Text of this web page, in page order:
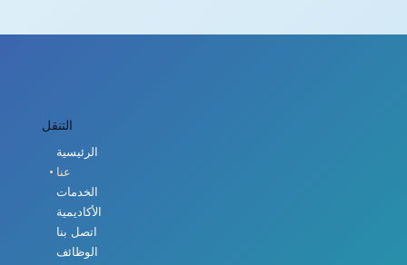
التنقل
الرئيسية
عنا
الخدمات
الأكاديمية
اتصل بنا
الوظائف